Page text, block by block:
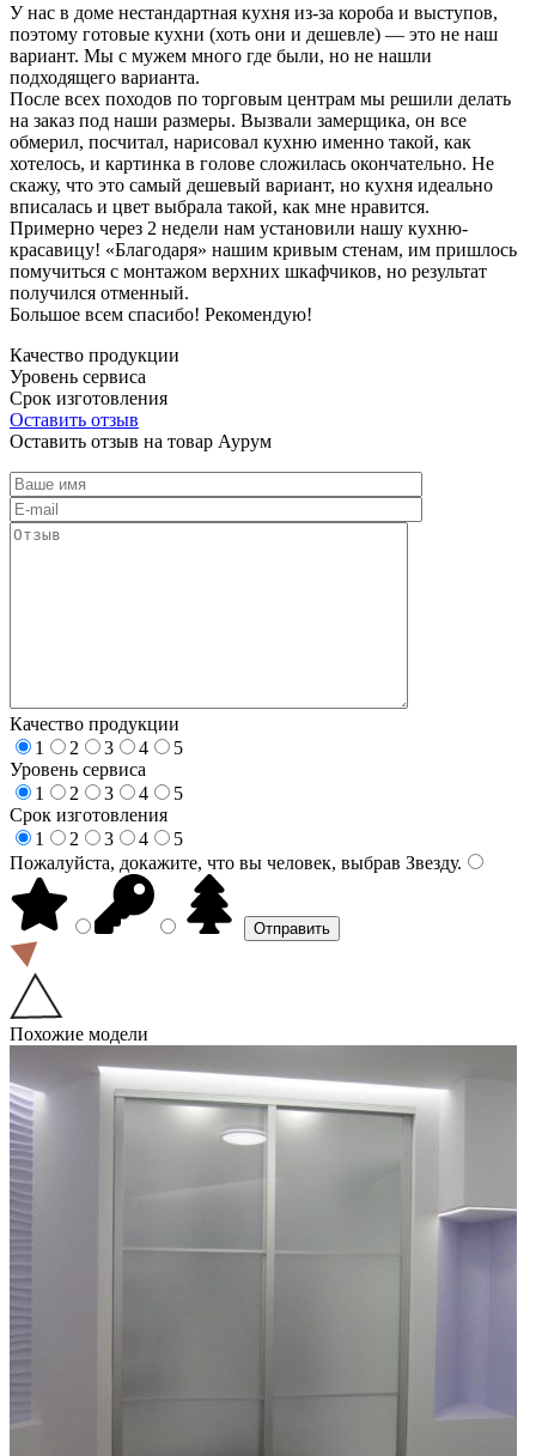
У нас в доме нестандартная кухня из-за короба и выступов,
поэтому готовые кухни (хоть они и дешевле) — это не наш
вариант. Мы с мужем много где были, но не нашли
подходящего варианта.
После всех походов по торговым центрам мы решили делать
на заказ под наши размеры. Вызвали замерщика, он все
обмерил, посчитал, нарисовал кухню именно такой, как
хотелось, и картинка в голове сложилась окончательно. Не
скажу, что это самый дешевый вариант, но кухня идеально
вписалась и цвет выбрала такой, как мне нравится.
Примерно через 2 недели нам установили нашу кухню-
красавицу! «Благодаря» нашим кривым стенам, им пришлось
помучиться с монтажом верхних шкафчиков, но результат
получился отменный.
Большое всем спасибо! Рекомендую!
Качество продукции
Уровень сервиса
Срок изготовления
Оставить отзыв
Оставить отзыв на товар Аурум
Качество продукции
1
2 3 4
5
Уровень сервиса
1
2 3 4
5
Срок изготовления
1
2 3 4
5
Пожалуйста, докажите, что вы человек, выбрав Звезду.
Похожие модели